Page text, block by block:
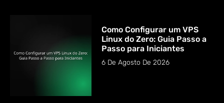
Como Configurar um VPS
Linux do Zero: Guia Passo a
Passo para Iniciantes
6 De Agosto De 2026